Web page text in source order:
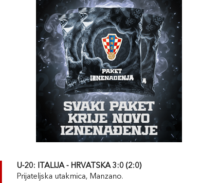
U-20: ITALIJA - HRVATSKA 3:0 (2:0)
Prijateljska utakmica, Manzano.